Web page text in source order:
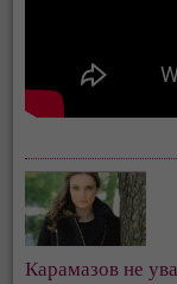
Карамазов не